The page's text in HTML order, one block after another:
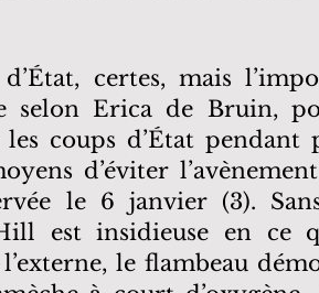
certes, mais
selon Erica de Bruin,
coups d’État
d’éviter
le 6 janvier (3).
est insidieuse en ce
le flambeau